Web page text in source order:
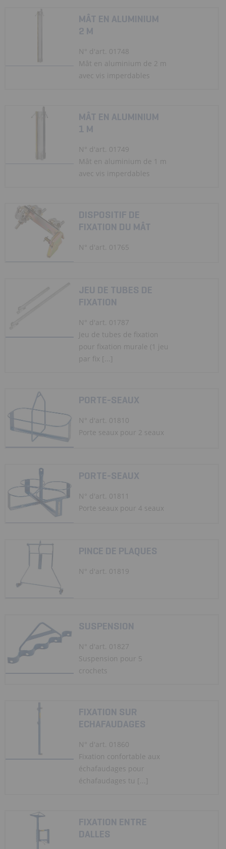
MÂT EN ALUMINIUM
2 M
N° d'art. 01748
Mât en aluminium de 2 m
avec vis imperdables
MÂT EN ALUMINIUM
1 M
N° d'art. 01749
Mât en aluminium de 1 m
avec vis imperdables
DISPOSITIF DE
FIXATION DU MÂT
N° d'art. 01765
JEU DE TUBES DE
FIXATION
N° d'art. 01787
Jeu de tubes de fixation
pour fixation murale (1 jeu
par fix [...]
PORTE-SEAUX
N° d'art. 01810
Porte seaux pour 2 seaux
PORTE-SEAUX
N° d'art. 01811
Porte seaux pour 4 seaux
PINCE DE PLAQUES
N° d'art. 01819
SUSPENSION
N° d'art. 01827
Suspension pour 5
crochets
FIXATION SUR
ECHAFAUDAGES
N° d'art. 01860
Fixation confortable aux
échafaudages pour
échafaudages tu [...]
FIXATION ENTRE
DALLES